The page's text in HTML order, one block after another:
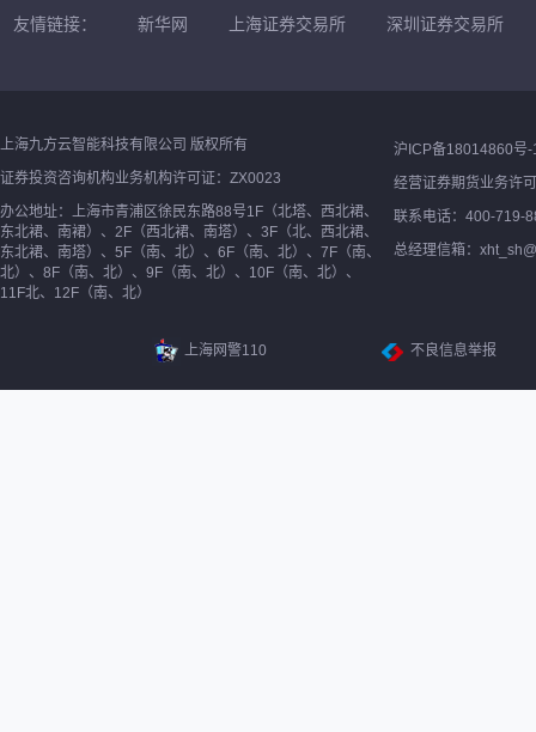
友情链接： 新华网 上海证券交易所 深圳证券交易所
上海九方云智能科技有限公司 版权所有
证券投资咨询机构业务机构许可证：ZX0023
办公地址：上海市青浦区徐民东路88号1F（北塔、西北裙、
东北裙、南裙）、2F（西北裙、南塔）、3F（北、西北裙、
东北裙、南塔）、5F（南、北）、6F（南、北）、7F（南、
北）、8F（南、北）、9F（南、北）、10F（南、北）、
11F北、12F（南、北）
沪ICP备18014860号-
经营证券期货业务许
联系电话：400-719-
总经理信箱：
上海网警110 不良信息举报